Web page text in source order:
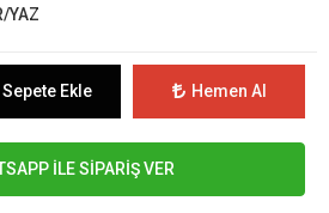
YAZ
Sepete Ekle Hemen Al
İLE SİPARİŞ VER